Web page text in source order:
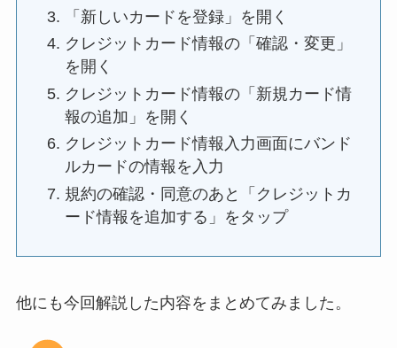
「新しいカードを登録」を開く
クレジットカード情報の「確認・変更」
を開く
クレジットカード情報の「新規カード情
報の追加」を開く
クレジットカード情報入力画面にバンド
ルカードの情報を入力
規約の確認・同意のあと「クレジットカ
ード情報を追加する」をタップ
他にも今回解説した内容をまとめてみました。